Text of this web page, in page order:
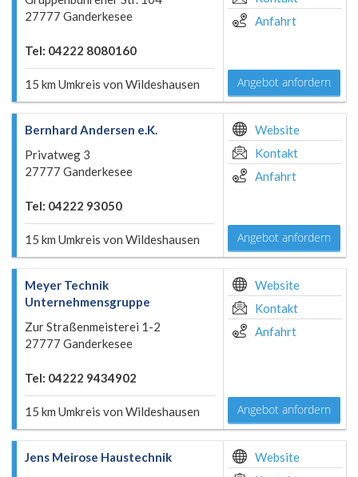
27777 Ganderkesee
Tel: 04222 8080160
15 km Umkreis von Wildeshausen
Anfahrt
Angebot anfordern
Bernhard Andersen e.K.
Privatweg 3
27777 Ganderkesee
Tel: 04222 93050
15 km Umkreis von Wildeshausen
Website
Kontakt
Anfahrt
Angebot anfordern
Meyer Technik
Unternehmensgruppe
Zur Straßenmeisterei 1-2
27777 Ganderkesee
Tel: 04222 9434902
15 km Umkreis von Wildeshausen
Website
Kontakt
Anfahrt
Angebot anfordern
Jens Meirose Haustechnik
Website